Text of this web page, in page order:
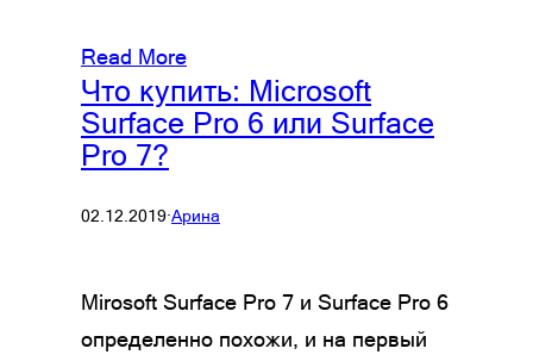
Read More
Что купить: Microsoft
Surface Pro 6 или Surface
Pro 7?
02.12.2019·Арина
Mirosoft Surface Pro 7 и Surface Pro 6
определенно похожи, и на первый